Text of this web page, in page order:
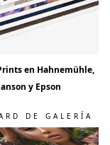
en Hahnemühle,
y Epson
DE GALERÍA